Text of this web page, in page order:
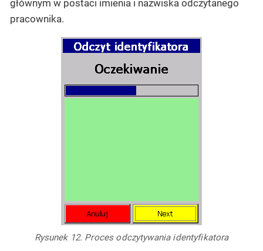
głównym w postaci imienia i nazwiska odczytanego
pracownika.
Rysunek 12. Proces odczytywania identyfikatora